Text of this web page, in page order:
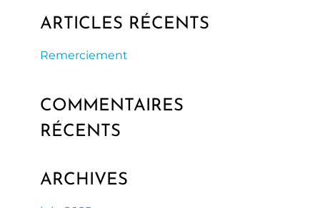
ARTICLES RÉCENTS
Remerciement
COMMENTAIRES
RÉCENTS
ARCHIVES